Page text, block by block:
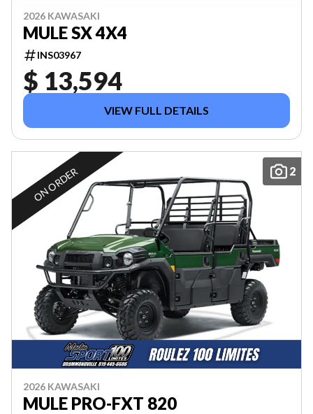
2026 KAWASAKI
MULE SX 4X4
INS03967
$ 13,594
VIEW FULL DETAILS
2
ON ORDER
2026 KAWASAKI
MULE PRO-FXT 820